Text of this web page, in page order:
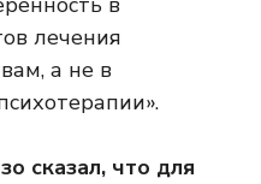
лечения
а не в
сказал, что для